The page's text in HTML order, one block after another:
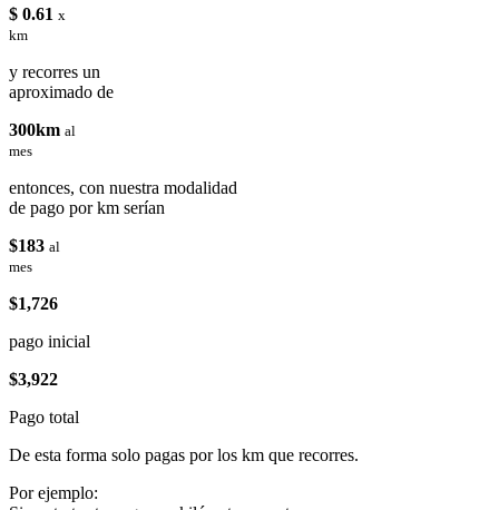
$ 0.61 x
km
y recorres un
aproximado de
300km al
mes
entonces, con nuestra modalidad
de pago por km serían
$183 al
mes
$1,726
pago inicial
$3,922
Pago total
De esta forma solo pagas por los km que recorres.
Por ejemplo: